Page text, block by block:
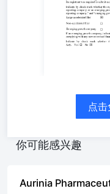
内（或根据要求
交根据1934年证
有报告，以及
内。是。没有
司、非加速报告
公司”、“加速报
公司”的定义。
新兴增长公司，
延长的过渡期来
点
你可能感兴趣
Aurinia